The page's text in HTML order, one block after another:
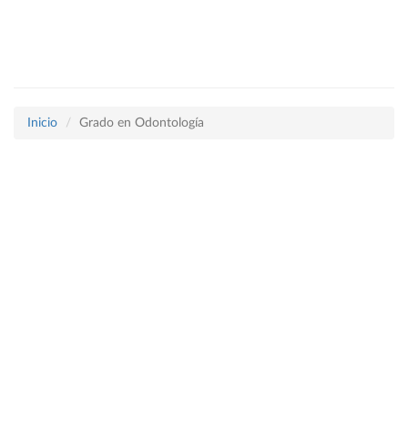
Inicio Grado en Odontología